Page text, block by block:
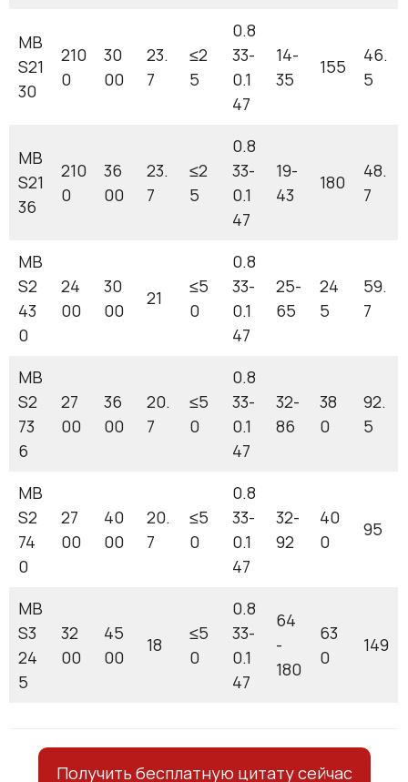
MB
S21
30
210
0
30
00
23.
7
≤2
5
0.8
33-
0.1
47
14-
35
155
46.
5
MB
S21
36
210
0
36
00
23.
7
≤2
5
0.8
33-
0.1
47
19-
43
180
48.
7
MB
S2
43
0
24
00
30
00
21
≤5
0
0.8
33-
0.1
47
25-
65
24
5
59.
7
MB
S2
73
6
27
00
36
00
20.
7
≤5
0
0.8
33-
0.1
47
32-
86
38
0
92.
5
MB
S2
74
0
27
00
40
00
20.
7
≤5
0
0.8
33-
0.1
47
32-
92
40
0
95
MB
S3
24
5
32
00
45
00
18
≤5
0
0.8
33-
0.1
47
64
-
180
63
0
149
Получить бесплатную цитату сейчас